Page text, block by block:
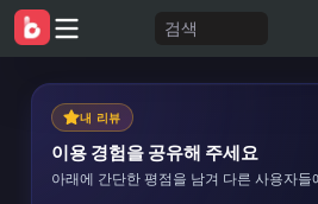
검색
내 리뷰
이용 경험을 공유해 주세요
아래에 간단한 평점을 남겨 다른 사용자들